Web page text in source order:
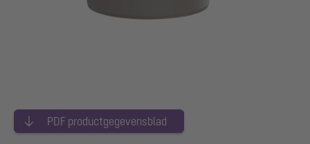
PDF productgegevensblad